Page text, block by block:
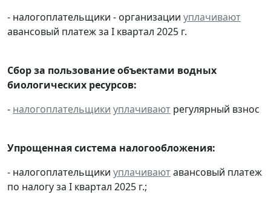
- налогоплательщики - организации уплачивают
авансовый платеж за I квартал 2025 г.
Сбор за пользование объектами водных
биологических ресурсов:
- налогоплательщики уплачивают регулярный взнос
Упрощенная система налогообложения:
- налогоплательщики уплачиваютавансовый платеж
по налогу за I квартал 2025 г.;